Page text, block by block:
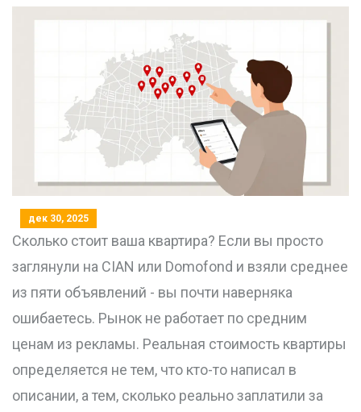
дек 30, 2025
Сколько стоит ваша квартира? Если вы просто
заглянули на CIAN или Domofond и взяли среднее
из пяти объявлений - вы почти наверняка
ошибаетесь. Рынок не работает по средним
ценам из рекламы. Реальная стоимость квартиры
определяется не тем, что кто-то написал в
описании, а тем, сколько реально заплатили за